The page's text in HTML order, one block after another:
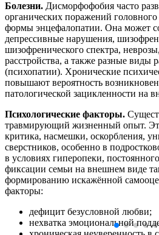
Болезни. Дисморфофобия часто
органических поражений
формы энцефалопатии. Она может
депрессивные нарушения,
шизофренического спектра,
расстройства, а также разные виды
(психопатии). Хронические
повышают вероятность
патологической зацикленности на
Психологические факторы.
травмирующий жизненный опыт.
критика, насмешки, оскорбления,
сверстников, особенно в
в условиях гиперопеки,
фиксации семьи на внешнем виде
формированию искажённой
факторы:
дефицит безусловной любви;
нехватка эмоциональной